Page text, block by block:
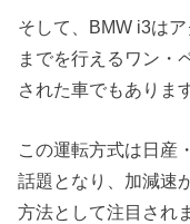
そして、BMW i3は
までを行えるワン・
された車でもありま
この運転方式は日産
話題となり、加減速
方法として注目され